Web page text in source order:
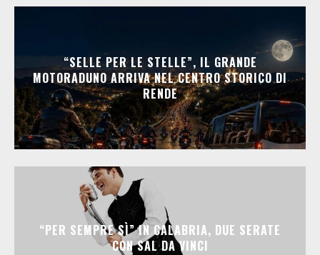
“SELLE PER LE STELLE”, IL GRANDE
MOTORADUNO ARRIVA NEL CENTRO STORICO DI
RENDE
“PER SEMPRE SÌ” IN CALABRIA, DUE SERATE
CON SAL DA VINCI